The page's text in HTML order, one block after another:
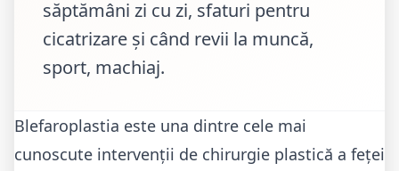
săptămâni zi cu zi, sfaturi pentru
cicatrizare și când revii la muncă,
sport, machiaj.
Blefaroplastia este una dintre cele mai
cunoscute intervenții de chirurgie plastică a feței